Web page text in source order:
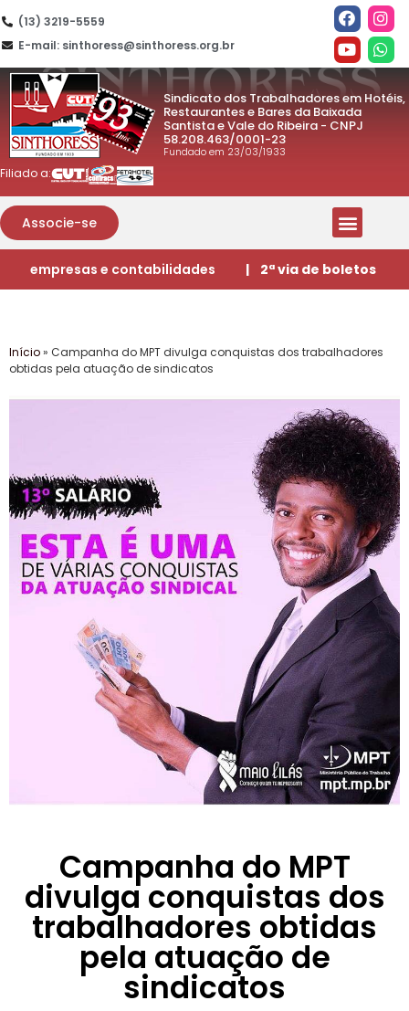
(13) 3219-5559
E-mail: sinthoress@sinthoress.org.br
Sindicato dos Trabalhadores em Hotéis,
Restaurantes e Bares da Baixada
Santista e Vale do Ribeira - CNPJ
58.208.463/0001-23
Fundado em 23/03/1933
Filiado a:
Associe-se
empresas e contabilidades | 2ª via de boletos
Início» Campanha do MPT divulga conquistas dos trabalhadores
obtidas pela atuação de sindicatos
Campanha do MPT
divulga conquistas dos
trabalhadores obtidas
pela atuação de
sindicatos